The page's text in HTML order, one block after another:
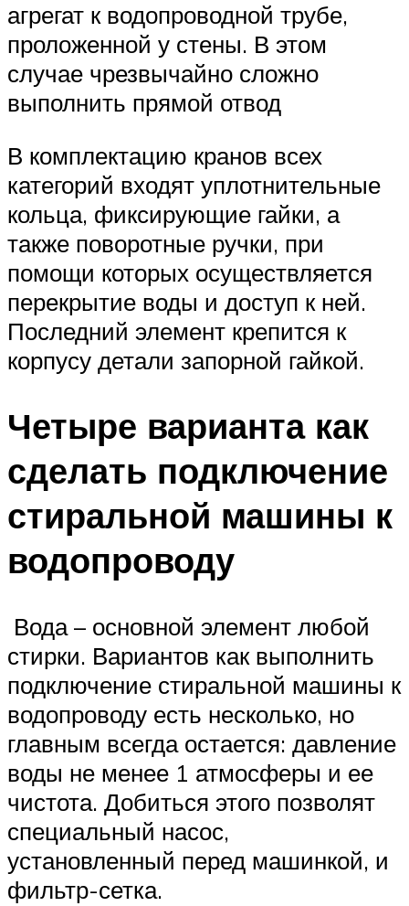
агрегат к водопроводной трубе,
проложенной у стены. В этом
случае чрезвычайно сложно
выполнить прямой отвод
В комплектацию кранов всех
категорий входят уплотнительные
кольца, фиксирующие гайки, а
также поворотные ручки, при
помощи которых осуществляется
перекрытие воды и доступ к ней.
Последний элемент крепится к
корпусу детали запорной гайкой.
Четыре варианта как
сделать подключение
стиральной машины к
водопроводу
Вода – основной элемент любой
стирки. Вариантов как выполнить
подключение стиральной машины к
водопроводу есть несколько, но
главным всегда остается: давление
воды не менее 1 атмосферы и ее
чистота. Добиться этого позволят
специальный насос,
установленный перед машинкой, и
фильтр-сетка.